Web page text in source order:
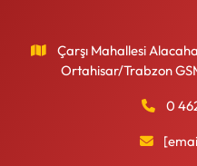
Çarşı Mahallesi
Ortahisar/Trabzon
0